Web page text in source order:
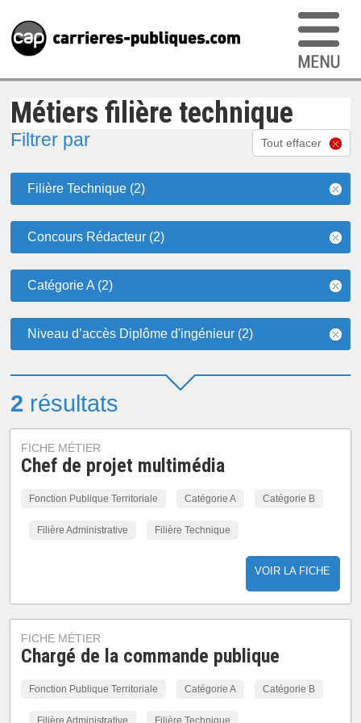
Métiers filière technique
Filtrer par Tout effacer
Filière Technique (2)
Concours Rédacteur (2)
Catégorie A (2)
Niveau d’accès Diplôme d'ingénieur (2)
2 résultats
FICHE MÉTIER
Chef de projet multimédia
Fonction Publique Territoriale Catégorie A Catégorie B
Filière Administrative Filière Technique
VOIR LA FICHE
FICHE MÉTIER
Chargé de la commande publique
Fonction Publique Territoriale Catégorie A Catégorie B
Filière Administrative Filière Technique